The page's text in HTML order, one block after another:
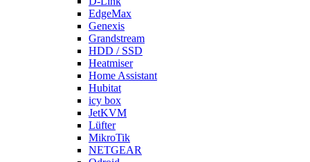
EdgeMax
Genexis
Grandstream
HDD / SSD
Heatmiser
Home Assistant
Hubitat
icy box
JetKVM
Lüfter
MikroTik
NETGEAR